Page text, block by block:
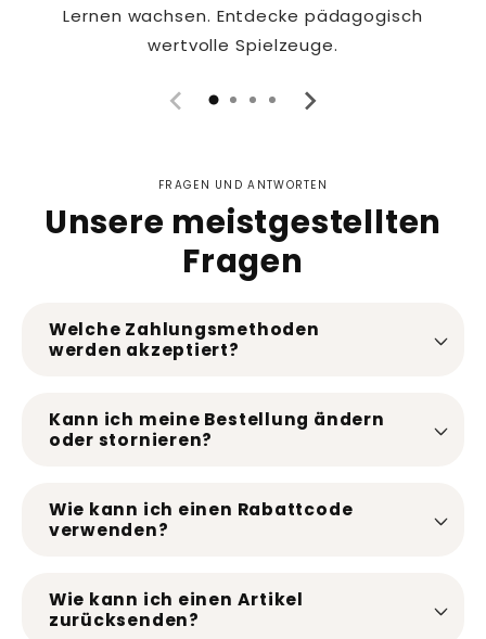
Lernen wachsen. Entdecke pädagogisch
wertvolle Spielzeuge.
FRAGEN UND ANTWORTEN
Unsere meistgestellten
Fragen
Welche Zahlungsmethoden
werden akzeptiert?
Kann ich meine Bestellung ändern
oder stornieren?
Wie kann ich einen Rabattcode
verwenden?
Wie kann ich einen Artikel
zurücksenden?